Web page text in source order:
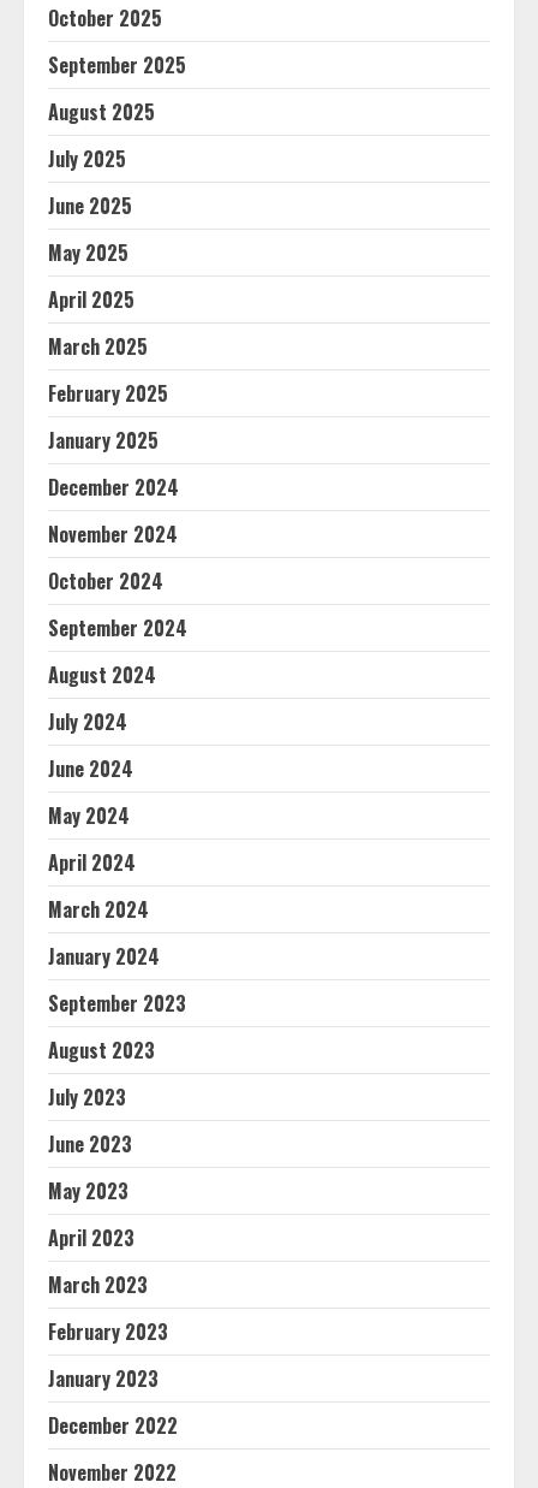
October 2025
September 2025
August 2025
July 2025
June 2025
May 2025
April 2025
March 2025
February 2025
January 2025
December 2024
November 2024
October 2024
September 2024
August 2024
July 2024
June 2024
May 2024
April 2024
March 2024
January 2024
September 2023
August 2023
July 2023
June 2023
May 2023
April 2023
March 2023
February 2023
January 2023
December 2022
November 2022